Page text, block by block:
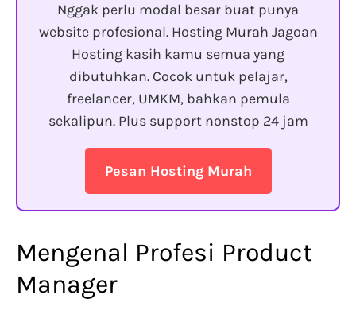
Nggak perlu modal besar buat punya
website profesional. Hosting Murah Jagoan
Hosting kasih kamu semua yang
dibutuhkan. Cocok untuk pelajar,
freelancer, UMKM, bahkan pemula
sekalipun. Plus support nonstop 24 jam
Pesan Hosting Murah
Mengenal Profesi Product
Manager